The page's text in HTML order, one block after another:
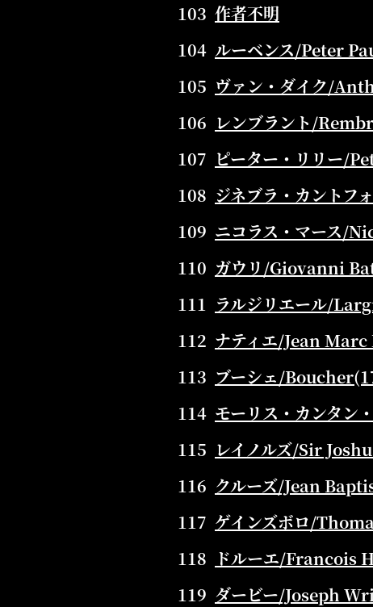
103 作者不明
104 ルーベンス/Peter
105 ヴァン・ダイク/
106 レンブラント/
107 ピーター・リリー/
108 ジネブラ・カント
109 ニコラス・マース/
110 ガウリ/Giovanni
111 ラルジリエール/
112 ナティエ/Jean
113 ブーシェ/
114 モーリス・カンタ
115 レイノルズ/Sir
116 クルーズ/Jean
117 ゲインズボロ/
118 ドルーエ/Francois
119 ダービー/Joseph